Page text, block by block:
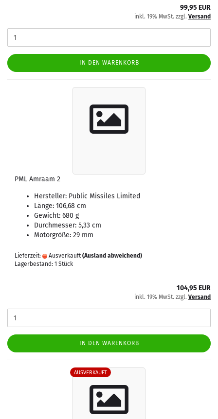
99,95 EUR
inkl. 19% MwSt. zzgl. Versand
IN DEN WARENKORB
PML Amraam 2
Hersteller: Public Missiles Limited
Länge: 106,68 cm
Gewicht: 680 g
Durchmesser: 5,33 cm
Motorgröße: 29 mm
Lieferzeit: Ausverkauft (Ausland abweichend)
Lagerbestand: 1 Stück
104,95 EUR
inkl. 19% MwSt. zzgl. Versand
IN DEN WARENKORB
AUSVERKAUFT